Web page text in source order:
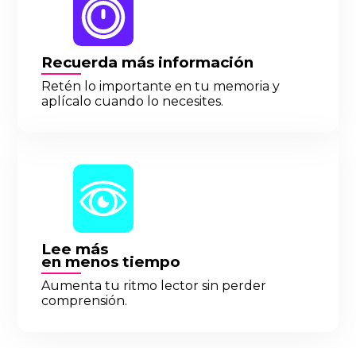
Recuerda más información
Retén lo importante en tu memoria y
aplícalo cuando lo necesites.
Lee más
en menos tiempo
Aumenta tu ritmo lector sin perder
comprensión.